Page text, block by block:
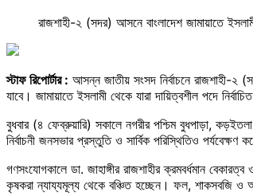
রাজশাহী-২ (সদর) আসনে বাংলাদেশ জামায়াতে
স্টাফ রিপোর্টার : আসন্ন জাতীয় সংসদ নির্বাচনে রাজশাহী-২
যাবে। জামায়াতে ইসলামী থেকে যারা দায়িত্বশীল পদে
বুধবার (৪ ফেব্রুয়ারি) সকালে নগরীর পশ্চিম বুধপাড়া,
নির্বাচনী জনসভার প্রস্তুতি ও সার্বিক পরিস্থিতিও পর্যবেক্ষণ
গণসংযোগকালে ডা. জাহাঙ্গীর রাজশাহীর ক্রমবর্ধমান
কৃষকরা ন্যায্যমূল্য থেকে বঞ্চিত হচ্ছেন। ফল, শাকসবজি ও